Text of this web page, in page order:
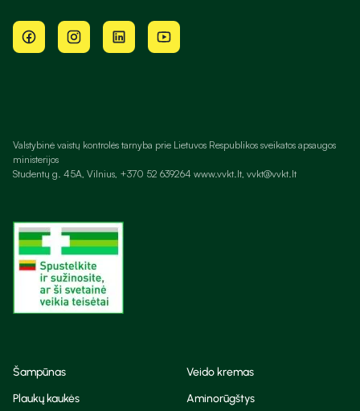
Valstybinė vaistų kontrolės tarnyba prie Lietuvos Respublikos sveikatos apsaugos
ministerijos
Studentų g. 45A, Vilnius, +370 52 639264 www.vvkt.lt, vvkt@vvkt.lt
Šampūnas
Veido kremas
Plaukų kaukės
Aminorūgštys